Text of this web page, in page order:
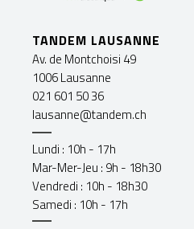
TANDEM LAUSANNE
Av. de Montchoisi 49
1006 Lausanne
021 601 50 36
lausanne@tandem.ch
Lundi : 10h - 17h
Mar-Mer-Jeu : 9h - 18h30
Vendredi : 10h - 18h30
Samedi : 10h - 17h